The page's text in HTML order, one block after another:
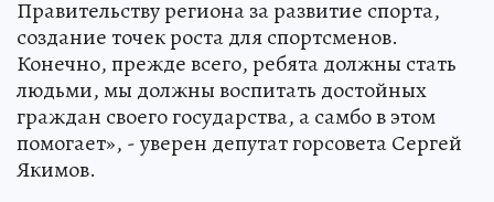
Правительству региона за развитие спорта,
создание точек роста для спортсменов.
Конечно, прежде всего, ребята должны стать
людьми, мы должны воспитать достойных
граждан своего государства, а самбо в этом
помогает», - уверен депутат горсовета Сергей
Якимов.